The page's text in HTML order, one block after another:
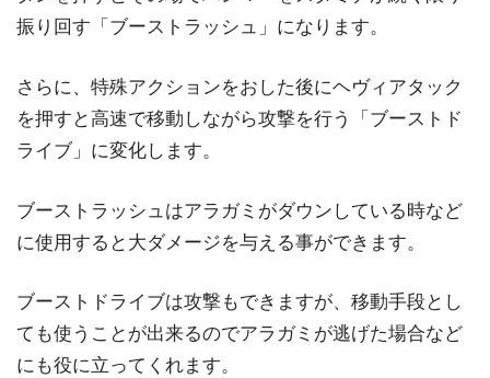
振り回す「ブーストラッシュ」になります。
さらに、特殊アクションをおした後にヘヴィアタック
を押すと高速で移動しながら攻撃を行う「ブーストド
ライブ」に変化します。
ブーストラッシュはアラガミがダウンしている時など
に使用すると大ダメージを与える事ができます。
ブーストドライブは攻撃もできますが、移動手段とし
ても使うことが出来るのでアラガミが逃げた場合など
にも役に立ってくれます。